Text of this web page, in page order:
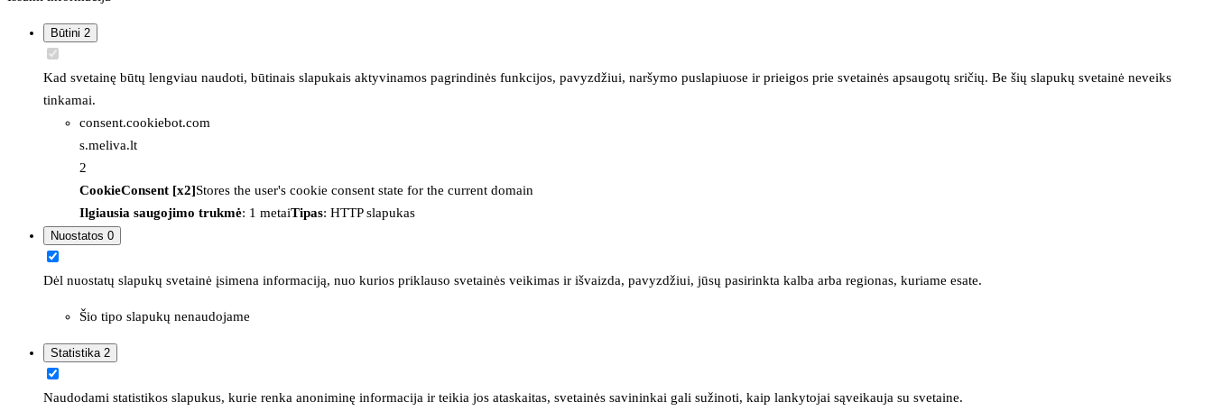
Būtini 2
Kad svetainę būtų lengviau naudoti, būtinais slapukais aktyvinamos pagrindinės funkcijos, pavyzdžiui, naršymo puslapiuose ir prieigos prie svetainės apsaugotų sričių. Be šių slapukų svetainė neveiks
tinkamai.
consent.cookiebot.com
s.meliva.lt
2
CookieConsent [x2]Stores the user's cookie consent state for the current domain
Ilgiausia saugojimo trukmė: 1 metaiTipas: HTTP slapukas
Nuostatos 0
Dėl nuostatų slapukų svetainė įsimena informaciją, nuo kurios priklauso svetainės veikimas ir išvaizda, pavyzdžiui, jūsų pasirinkta kalba arba regionas, kuriame esate.
Šio tipo slapukų nenaudojame
Statistika 2
Naudodami statistikos slapukus, kurie renka anoniminę informacija ir teikia jos ataskaitas, svetainės savininkai gali sužinoti, kaip lankytojai sąveikauja su svetaine.